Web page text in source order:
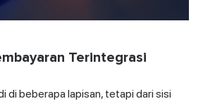
Terintegrasi
di beberapa lapisan, tetapi dari sisi